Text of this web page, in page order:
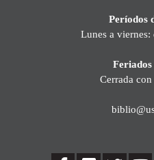
Períodos
Lunes a
Cerrada